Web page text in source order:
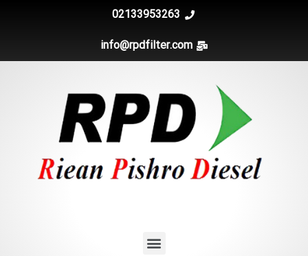
02133953263
info@rpdfilter.com